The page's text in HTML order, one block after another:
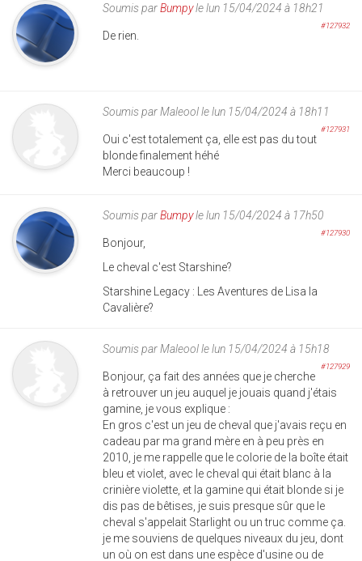
Soumis parBumpyle lun 15/04/2024 à 18h21
#127932
De rien.
Soumis parMaleoolle lun 15/04/2024 à 18h11
#127931
Oui c'est totalement ça, elle est pas du tout
blonde finalement héhé
Merci beaucoup !
Soumis parBumpyle lun 15/04/2024 à 17h50
#127930
Bonjour,
Le cheval c'est Starshine?
Starshine Legacy : Les Aventures de Lisa la
Cavalière?
Soumis parMaleoolle lun 15/04/2024 à 15h18
#127929
Bonjour, ça fait des années que je cherche
à retrouver un jeu auquel je jouais quand j'étais
gamine, je vous explique :
En gros c'est un jeu de cheval que j'avais reçu en
cadeau par ma grand mère en à peu près en
2010, je me rappelle que le colorie de la boîte était
bleu et violet, avec le cheval qui était blanc à la
crinière violette, et la gamine qui était blonde si je
dis pas de bêtises, je suis presque sûr que le
cheval s'appelait Starlight ou un truc comme ça.
je me souviens de quelques niveaux du jeu, dont
un où on est dans une espèce d'usine ou de